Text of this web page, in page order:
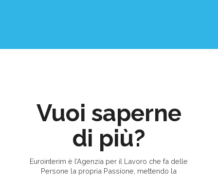
Vuoi saperne
di più?
Eurointerim è l’Agenzia per il Lavoro che fa delle
Persone la propria Passione, mettendo la